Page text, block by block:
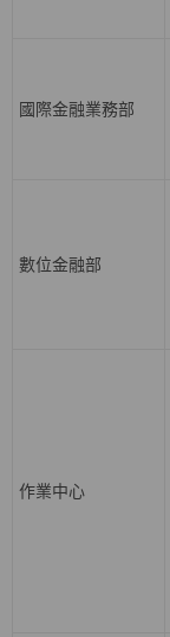
國際金融業務部
數位金融部
作業中心